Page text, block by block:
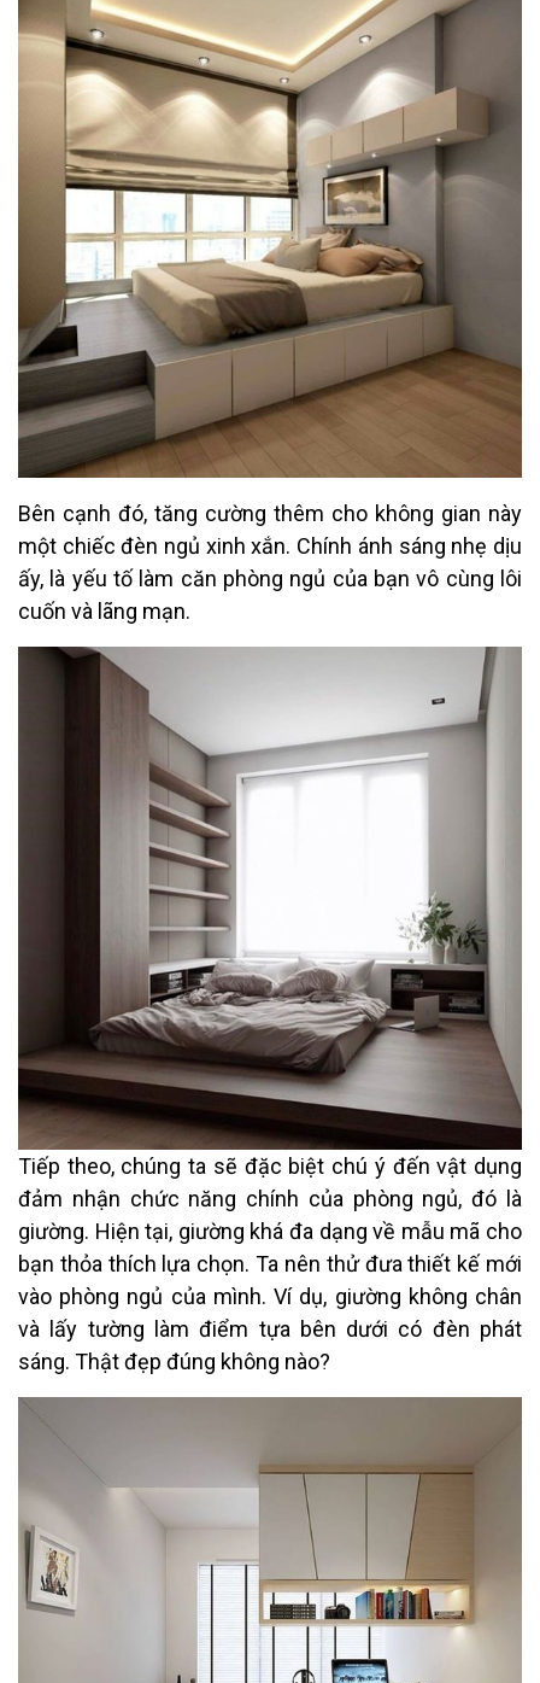
Bên cạnh đó, tăng cường thêm cho không gian này
một chiếc đèn ngủ xinh xắn. Chính ánh sáng nhẹ dịu
ấy, là yếu tố làm căn phòng ngủ của bạn vô cùng lôi
cuốn và lãng mạn.
Tiếp theo, chúng ta sẽ đặc biệt chú ý đến vật dụng
đảm nhận chức năng chính của phòng ngủ, đó là
giường. Hiện tại, giường khá đa dạng về mẫu mã cho
bạn thỏa thích lựa chọn. Ta nên thử đưa thiết kế mới
vào phòng ngủ của mình. Ví dụ, giường không chân
và lấy tường làm điểm tựa bên dưới có đèn phát
sáng. Thật đẹp đúng không nào?